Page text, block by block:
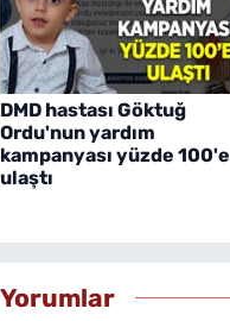
DMD hastası Göktuğ
Ordu'nun yardım
kampanyası yüzde 100'e
ulaştı
Yorumlar